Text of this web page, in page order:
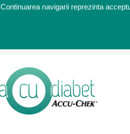
navigarii reprezinta